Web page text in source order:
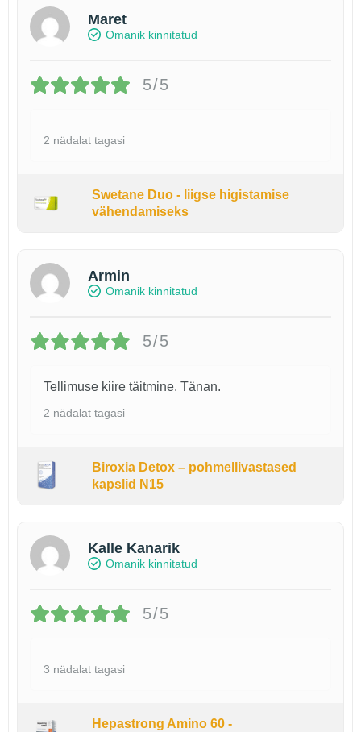
Maret
Omanik kinnitatud
5/5
2 nädalat tagasi
Swetane Duo - liigse higistamise
vähendamiseks
Armin
Omanik kinnitatud
5/5
Tellimuse kiire täitmine. Tänan.
2 nädalat tagasi
Biroxia Detox – pohmellivastased
kapslid N15
Kalle Kanarik
Omanik kinnitatud
5/5
3 nädalat tagasi
Hepastrong Amino 60 -